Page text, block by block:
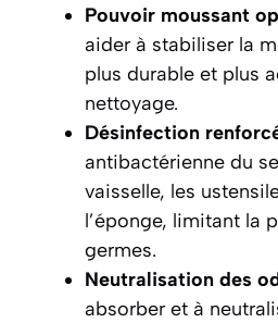
Pouvoir moussant
aider à stabiliser la
plus durable et plus
nettoyage.
Désinfection
antibactérienne du
vaisselle, les
l’éponge, limitant la
germes.
Neutralisation des
absorber et à